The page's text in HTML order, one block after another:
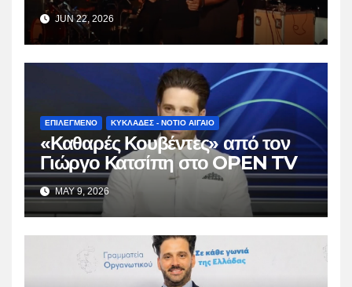
JUN 22, 2026
ΕΠΙΛΕΓΜΕΝΟ ΚΥΚΛΑΔΕΣ - ΝΟΤΙΟ ΑΙΓΑΙΟ
«Καθαρές Κουβέντες» από τον
Γιώργο Κατσίπη στο OPEN TV
MAY 9, 2026